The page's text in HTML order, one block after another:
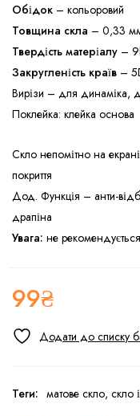
Обідок – кольоровий
Товщина скла – 0,33
Твердість матеріалу –
Закругленість країв –
Вирізи – для динаміка,
Поклейка: клейка основа
Скло непомітно на
покриття
Дод. Функція – анти-
драпіна
Увага: не
99₴
Теги: матове скло, скло